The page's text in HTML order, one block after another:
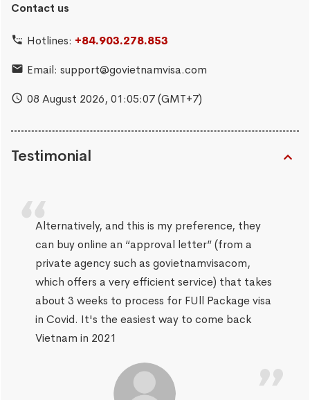
Contact us
Hotlines: +84.903.278.853
Email: support@govietnamvisa.com
08 August 2026, 01:05:08(GMT+7)
Testimonial
Alternatively, and this is my preference, they
can buy online an “approval letter” (from a
private agency such as govietnamvisacom,
which offers a very efficient service) that takes
about 3 weeks to process for FUll Package visa
in Covid. It's the easiest way to come back
Vietnam in 2021